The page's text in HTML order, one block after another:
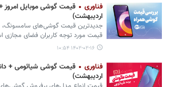
فناوری
اردیبهشت)
جدیدترین قیمت گوشی‌های سامسونگ،
قیمت مورد توجه کاربران فضای مجازی
۱۴۰۲-۰۲-۱۶ ۱۰:۵۴
فناوری
اردیبهشت)